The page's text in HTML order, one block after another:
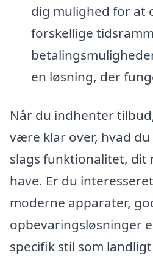
dig mulighed for at
forskellige
en løsning, der
Når du indhenter
være klar over, hvad
slags funktionalitet, dit
have. Er du
moderne apparater,
opbevaringsløsninger
specifik stil som